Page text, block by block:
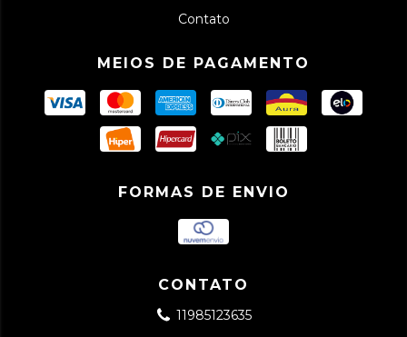
Contato
MEIOS DE PAGAMENTO
FORMAS DE ENVIO
CONTATO
11985123635